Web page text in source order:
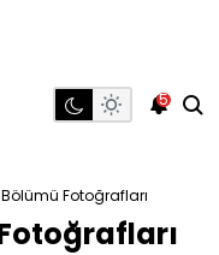
5
Fotoğrafları